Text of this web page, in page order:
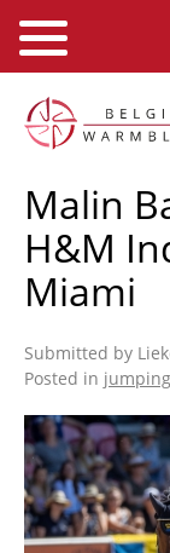
Skip
content
Webshop
Malin
H&M
Miami
Submitted by
Posted in jumping
Afbeelding